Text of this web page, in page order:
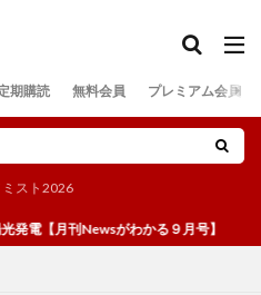
期購読 無料会員 プレミアム会員
スト2026
電【月刊Newsがわかる９月号】
索